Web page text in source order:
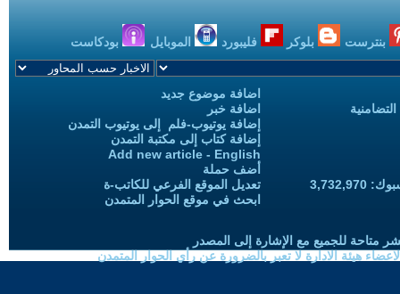
بنترست بلوكر فليبورد الموبايل بودكاست
اضافة موضوع جديد
اضافة خبر
إضافة يوتيوب-فلم إلى يوتيوب التمدن
إضافة كتاب إلى مكتبة التمدن
Add new article - English
أضف حملة
تعديل الموقع الفرعي للكاتب-ة
ابحث في موقع الحوار المتمدن
متاحة للجميع مع الإشارة إلى المصدر
هيئة الادارة لا تعبر بالضرورة عن رأي الحوار المتمدن